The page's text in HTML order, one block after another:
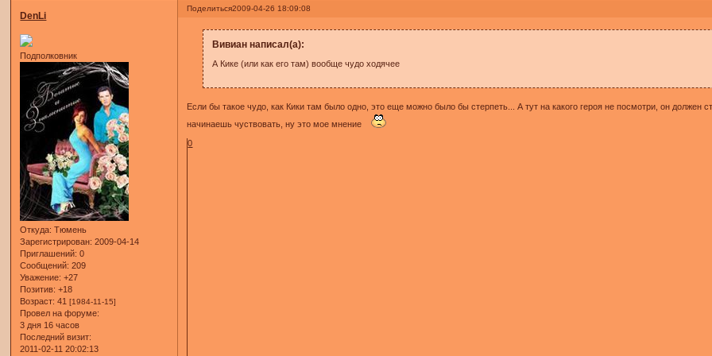
Поделиться2009-04-26 18:09:08
DenLi
Подполковник
Откуда: Тюмень
Зарегистрирован: 2009-04-14
Приглашений: 0
Сообщений: 209
Уважение: +27
Позитив: +18
Возраст: 41[1984-11-15]
Провел на форуме:
3 дня 16 часов
Последний визит:
2011-02-11 20:02:13
Вивиан написал(а):
А Кике (или как его там) вообще чудо ходячее
Если бы такое чудо, как Кики там было одно, это еще можно было бы стерпеть... А тут на какого героя не посмотри, он
начинаешь чуствовать, ну это мое мнение
0